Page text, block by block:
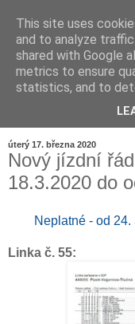
úterý 17. března 2020
Nový jízdní
18.3.2020 do
Neplatné - od
Linka č. 55:
This site uses
and to analyze
shared with Google
metrics to ensure
statistics, and to